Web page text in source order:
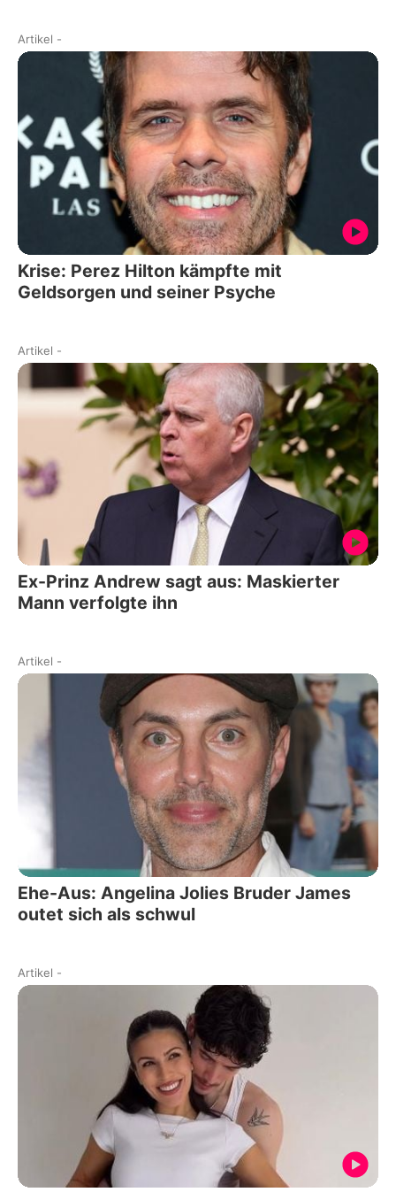
Artikel -
Krise: Perez Hilton kämpfte mit
Geldsorgen und seiner Psyche
Artikel -
Ex-Prinz Andrew sagt aus: Maskierter
Mann verfolgte ihn
Artikel -
Ehe-Aus: Angelina Jolies Bruder James
outet sich als schwul
Artikel -